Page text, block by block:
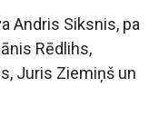
Andris Siksnis, pa
Rēdlihs,
Juris Ziemiņš un